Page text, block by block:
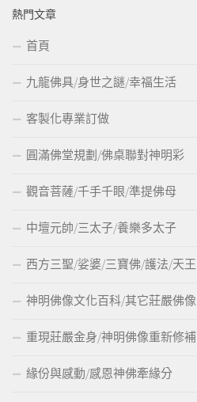
熱門文章
首頁
九龍佛具/身世之謎/幸福生活
客製化專業訂做
圓滿佛堂規劃/佛桌聯對神明彩
觀音菩薩/千手千眼/準提佛母
中壇元帥/三太子/養樂多太子
西方三聖/娑婆/三寶佛/護法/天王
神明佛像文化百科/其它莊嚴佛像
重現莊嚴金身/神明佛像重新修補
緣份與感動/感恩神佛牽緣分